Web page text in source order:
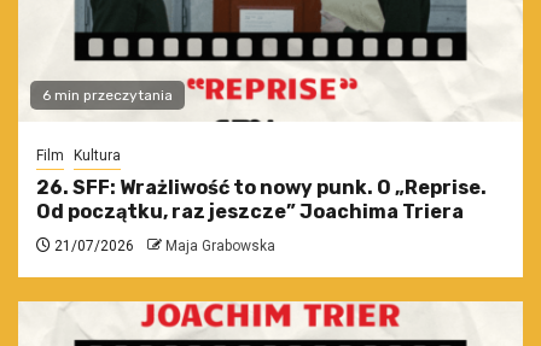
6 min przeczytania
Film Kultura
26. SFF: Wrażliwość to nowy punk. O „Reprise.
Od początku, raz jeszcze” Joachima Triera
21/07/2026 Maja Grabowska